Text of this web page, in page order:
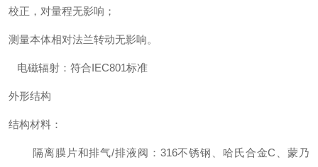
校正，对量程无影响；
测量本体相对法兰转动无影响。
电磁辐射：符合IEC801标准
外形结构
结构材料：
隔离膜片和排气/排液阀：316不锈钢、哈氏合金C、蒙乃